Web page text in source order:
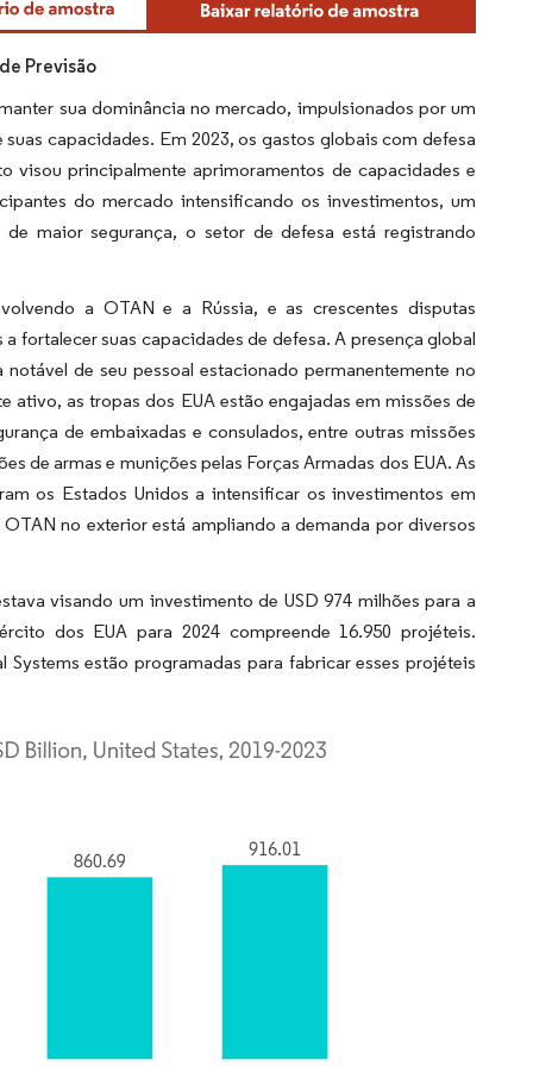
Previsão
sua dominância no mercado, impulsionados por um
capacidades. Em 2023, os gastos globais com defesa
visou principalmente aprimoramentos de capacidades e
do mercado intensificando os investimentos, um
maior segurança, o setor de defesa está registrando
a OTAN e a Rússia, e as crescentes disputas
fortalecer suas capacidades de defesa. A presença global
de seu pessoal estacionado permanentemente no
as tropas dos EUA estão engajadas em missões de
de embaixadas e consulados, entre outras missões
de armas e munições pelas Forças Armadas dos EUA. As
os Estados Unidos a intensificar os investimentos em
no exterior está ampliando a demanda por diversos
visando um investimento de USD 974 milhões para a
dos EUA para 2024 compreende 16.950 projéteis.
estão programadas para fabricar esses projéteis